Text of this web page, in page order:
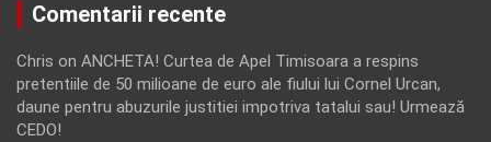
Comentarii recente
Chris on ANCHETA! Curtea de Apel Timisoara a respins
pretentiile de 50 milioane de euro ale fiului lui Cornel Urcan,
daune pentru abuzurile justitiei impotriva tatalui sau! Urmează
CEDO!